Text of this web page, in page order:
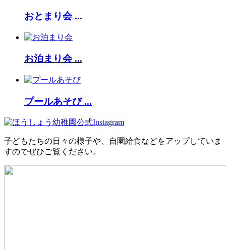
おとまり会 ...
お泊まり会 ...
プールあそび ...
子どもたちの日々の様子や、自園給食などをアップしていま
すのでぜひご覧ください。